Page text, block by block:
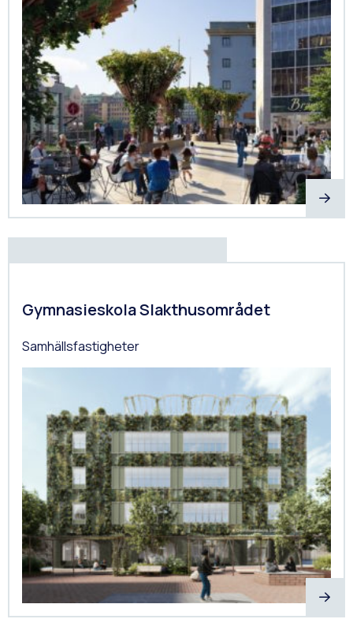
Gymnasieskola Slakthusområdet
Samhällsfastigheter